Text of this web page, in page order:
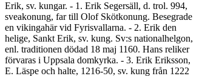
Erik, sv. kungar. - 1. Erik Segersäll, d. trol. 994,
sveakonung, far till Olof Skötkonung. Besegrade
en vikingahär vid Fyrisvallarna. - 2. Erik den
helige, Sankt Erik, sv. kung. Sv:s nationalhelgon,
enl. traditionen dödad 18 maj 1160. Hans reliker
förvaras i Uppsala domkyrka. - 3. Erik Eriksson,
E. Läspe och halte, 1216-50, sv. kung från 1222